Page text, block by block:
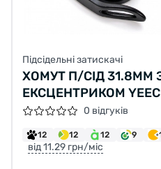
Підсідельні затискачі
ХОМУТ П/СІД 31.8ММ
ЕКСЦЕНТРИКОМ
YC07+YC161 (ЧОРН.)
0 відгуків
12 12 12 9
від 11.29 грн/міс